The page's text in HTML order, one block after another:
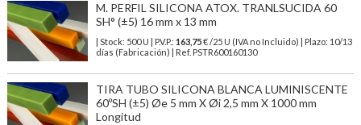
M. PERFIL SILICONA ATOX. TRANLSUCIDA 60
SH° (±5) 16 mm x 13 mm
| Stock: 500 U | P.V.P.: 163,75€/25 U (IVA no Incluido)
| Plazo: 10/13
días (Fabricación) | Ref. PSTR600160130
TIRA TUBO SILICONA BLANCA LUMINISCENTE
60ºSH (±5) Øe 5 mm X Øi 2,5 mm X 1000 mm
Longitud